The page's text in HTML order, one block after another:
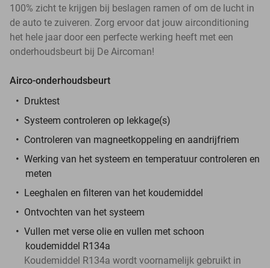
100% zicht te krijgen bij beslagen ramen of om de lucht in
de auto te zuiveren. Zorg ervoor dat jouw airconditioning
het hele jaar door een perfecte werking heeft met een
onderhoudsbeurt bij De Aircoman!
Airco-onderhoudsbeurt
Druktest
Systeem controleren op lekkage(s)
Controleren van magneetkoppeling en aandrijfriem
Werking van het systeem en temperatuur controleren en
meten
Leeghalen en filteren van het koudemiddel
Ontvochten van het systeem
Vullen met verse olie en vullen met schoon
koudemiddel R134a
Koudemiddel R134a wordt voornamelijk gebruikt in